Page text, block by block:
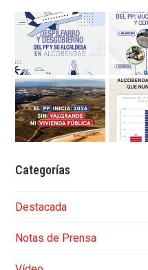
Categorías
Destacada
Notas de Prensa